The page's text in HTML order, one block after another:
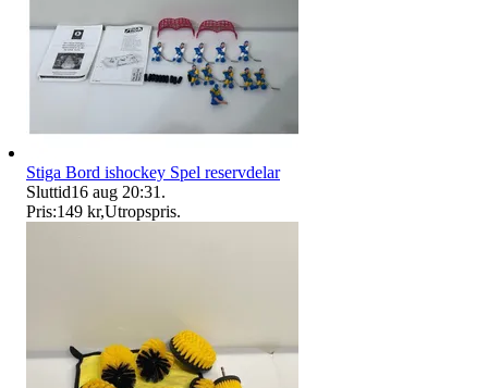
Stiga Bord ishockey Spel reservdelar
Sluttid16 aug 20:31 .
Pris:149 kr,Utropspris.